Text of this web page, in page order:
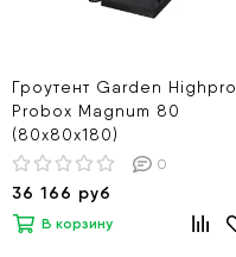
Гроутент Garden Highpro
Probox Magnum 80
(80х80х180)
0
36 166 руб
В корзину